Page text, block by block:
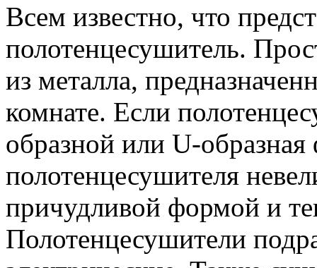
Всем известно, что
полотенцесушитель.
из металла,
комнате. Если
образной или U-образная
полотенцесушителя
причудливой формой и
Полотенцесушители